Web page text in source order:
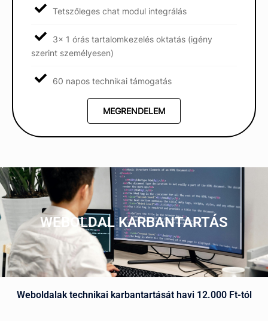
Tetszőleges chat modul integrálás
3x 1 órás tartalomkezelés oktatás (igény
szerint személyesen)
60 napos technikai támogatás
MEGRENDELEM
WEBOLDAL KARBANTARTÁS
Weboldalak technikai karbantartását havi 12.000 Ft-tól